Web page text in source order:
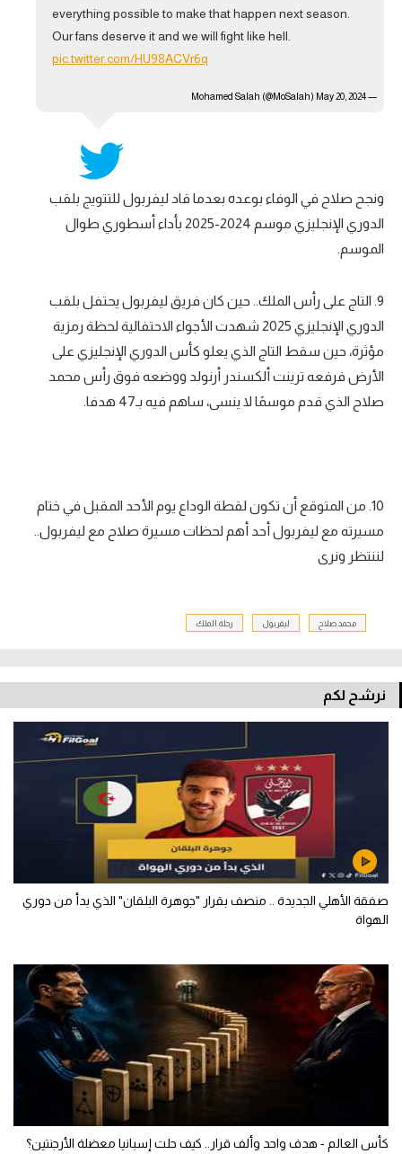
everything possible to make that happen next season.
Our fans deserve it and we will fight like hell.
pic.twitter.com/HU98ACVr6q
— Mohamed Salah (@MoSalah)
May 20, 2024
ونجح صلاح في الوفاء بوعده بعدما قاد ليفربول للتتويج بلقب
الدوري الإنجليزي موسم 2024-2025 بأداء أسطوري طوال
الموسم.
9. التاج على رأس الملك.. حين كان فريق ليفربول يحتفل بلقب
الدوري الإنجليزي 2025 شهدت الأجواء الاحتفالية لحظة رمزية
مؤثرة، حين سقط التاج الذي يعلو كأس الدوري الإنجليزي على
الأرض فرفعه ترينت ألكسندر أرنولد ووضعه فوق رأس محمد
صلاح الذي قدم موسمًا لا ينسى، ساهم فيه بـ47 هدفا.
10. من المتوقع أن تكون لقطة الوداع يوم الأحد المقبل في ختام
مسيرته مع ليفربول أحد أهم لحظات مسيرة صلاح مع ليفربول..
لننتظر ونرى
محمد صلاح ليفربول رحلة الملك
نرشح لكم
صفقة الأهلي الجديدة .. منصف بقرار "جوهرة البلقان" الذي بدأ من دوري
الهواة
كأس العالم - هدف واحد وألف قرار.. كيف حلت إسبانيا معضلة الأرجنتين؟